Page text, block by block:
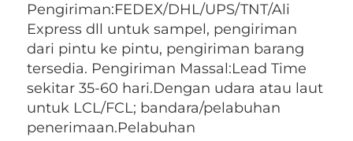
Pengiriman:FEDEX/DHL/UPS/TNT/Ali
Express dll untuk sampel, pengiriman
dari pintu ke pintu, pengiriman barang
tersedia. Pengiriman Massal:Lead Time
sekitar 35-60 hari.Dengan udara atau laut
untuk LCL/FCL; bandara/pelabuhan
penerimaan.Pelabuhan